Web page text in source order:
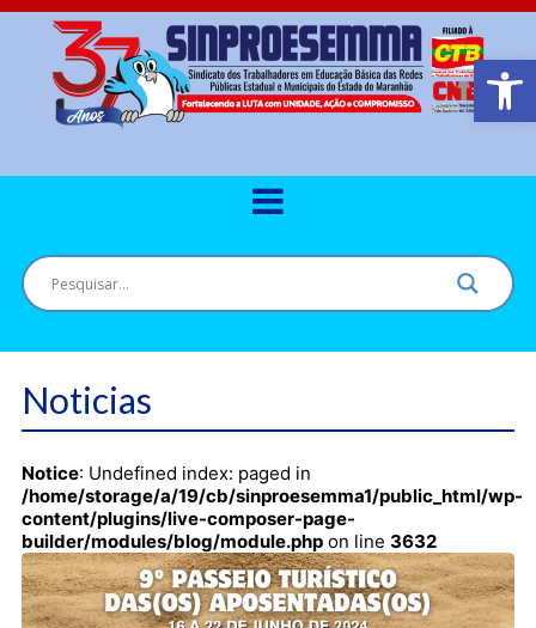
Barra de
Noticias
Notice: Undefined index: paged in
/home/storage/a/19/cb/sinproesemma1/public_html/wp-
content/plugins/live-composer-page-
builder/modules/blog/module.phpon line 3632